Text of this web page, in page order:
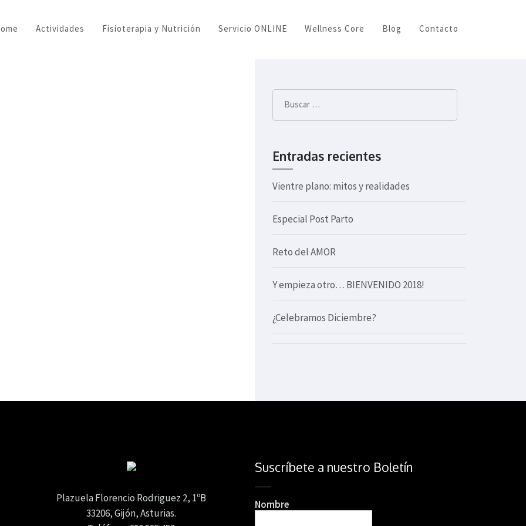
Actividades Fisioterapia y Nutrición Servicio ONLINE Wellness Core Blog Contacto
Buscar:
Entradas recientes
Vientre plano: mitos y realidades
Especial Post Parto
Reto del AMOR
Y empieza otro… BIENVENIDO 2018!
¿Celebramos Diciembre?
Plazuela Florencio Rodriguez 2, 1ºB
33206, Gijón, Asturias.
Suscríbete a nuestro Boletín
Nombre